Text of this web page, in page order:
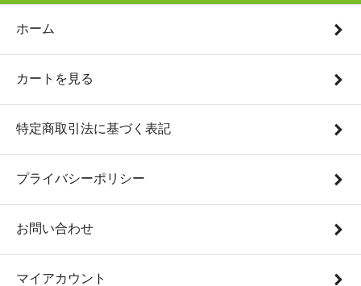
ホーム
カートを見る
特定商取引法に基づく表記
プライバシーポリシー
お問い合わせ
マイアカウント